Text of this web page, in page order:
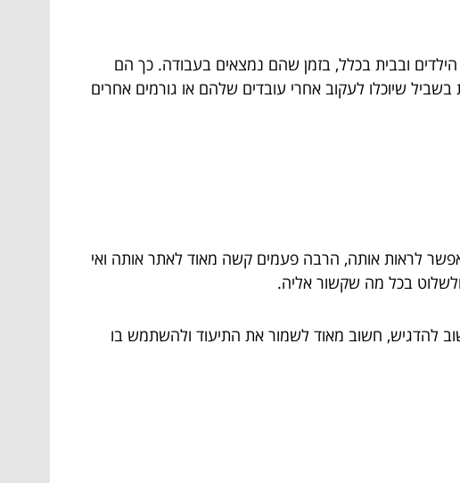
ובבית בכלל, בזמן שהם נמצאים בעבודה. כך הם
שיוכלו לעקוב אחרי עובדים שלהם או גורמים אחרים
לראות אותה, הרבה פעמים קשה מאוד לאתר אותה ואי
בכל מה שקשור אליה.
להדגיש, חשוב מאוד לשמור את התיעוד ולהשתמש בו